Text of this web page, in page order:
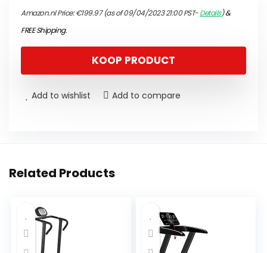
Amazon.nl Price:€199.97(as of 09/04/2023 21:00 PST-Details)&
FREE Shipping.
KOOP PRODUCT
Add to wishlist Add to compare
Related Products